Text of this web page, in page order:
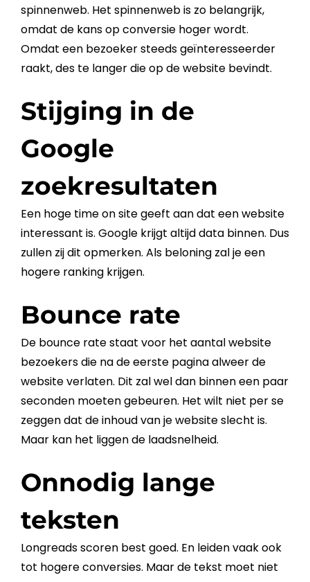
spinnenweb. Het spinnenwebis zo belangrijk,
omdat de kans opconversiehoger wordt.
Omdat een bezoeker steeds geïnteresseerder
raakt, des te langer die op dewebsitebevindt.
Stijging in de
Google
zoekresultaten
Een hoge time on sitegeeft aan dat eenwebsite
interessant is. Googlekrijgt altijd data binnen. Dus
zullen zij dit opmerken. Als beloning zal je een
hogere ranking krijgen.
Bounce rate
De bouncerate staat voor het aantalwebsite
bezoekers die na de eerste pagina alweer de
websiteverlaten. Dit zal wel dan binnen een paar
seconden moeten gebeuren. Het wilt niet per se
zeggen dat de inhoud van jewebsiteslecht is.
Maar kan het liggen de laadsnelheid.
Onnodig lange
teksten
Longreads scoren best goed. En leiden vaak ook
tot hogere conversies. Maar de tekst moet niet